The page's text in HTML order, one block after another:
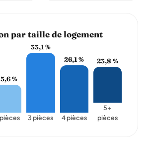
par taille de logement
%
33,1 %
3 pièces
26,1 %
4 pièces
23,8 %
5+
pièces